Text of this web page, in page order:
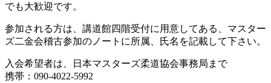
でも大歓迎です。
参加される方は、講道館四階受付に用意してある、マスター
ズ二金会稽古参加のノートに所属、氏名を記載して下さい。
入会希望者は、日本マスターズ柔道協会事務局まで
携帯：090-4022-5992